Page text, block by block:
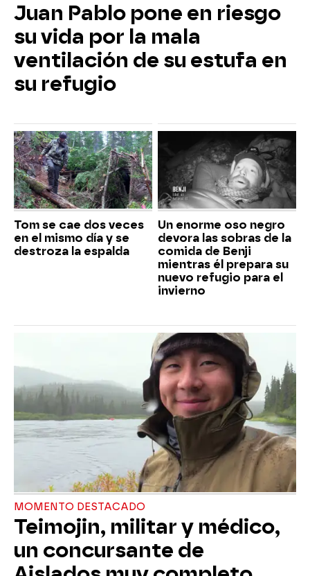
Juan Pablo pone en riesgo
su vida por la mala
ventilación de su estufa en
su refugio
Tom se cae dos veces
en el mismo día y se
destroza la espalda
Un enorme oso negro
devora las sobras de la
comida de Benji
mientras él prepara su
nuevo refugio para el
invierno
MOMENTO DESTACADO
Teimojin, militar y médico,
un concursante de